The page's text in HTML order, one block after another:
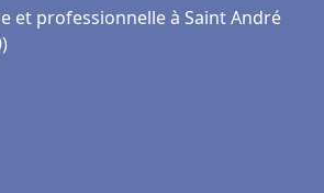
et professionnelle à Saint André